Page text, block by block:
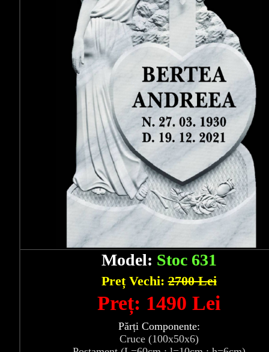
Model: Stoc 631
Preț Vechi:2700 Lei
Preț: 1490 Lei
Părți Componente:
Cruce (100x50x6)